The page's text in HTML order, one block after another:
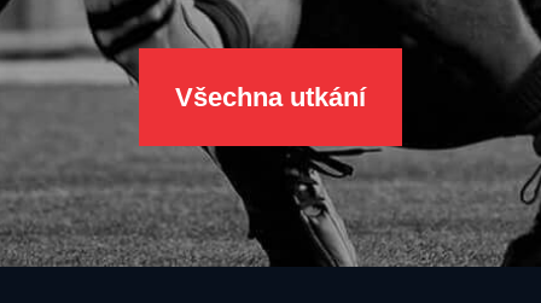
Všechna utkání